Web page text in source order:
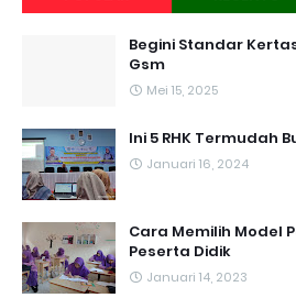
Begini Standar
Gsm
Mei 15, 2025
Ini 5 RHK Termudah
Januari 16, 2024
Cara Memilih Model
Peserta Didik
Januari 14, 2023